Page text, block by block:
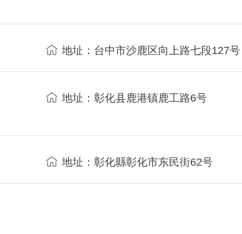
地址：台中市沙鹿区向上路七段127号
地址：彰化县鹿港镇鹿工路6号
地址：彰化縣彰化市东民街62号